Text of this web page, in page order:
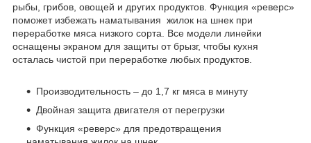
рыбы, грибов, овощей и других продуктов. Функция «реверс»
поможет избежать наматывания жилок на шнек при
переработке мяса низкого сорта. Все модели линейки
оснащены экраном для защиты от брызг, чтобы кухня
осталась чистой при переработке любых продуктов.
Производительность – до 1,7 кг мяса в минуту
Двойная защита двигателя от перегрузки
Функция «реверс» для предотвращения